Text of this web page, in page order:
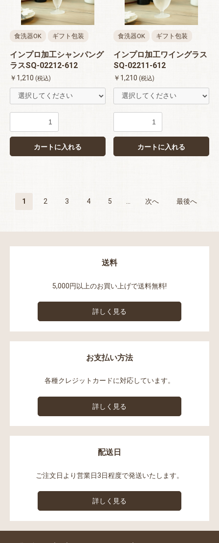
食洗器OK ギフト包装
インプロ加工シャンパング
ラスSQ-02212-612
￥1,210 (税込)
カートに入れる
食洗器OK ギフト包装
インプロ加工ワイングラス
SQ-02211-612
￥1,210 (税込)
カートに入れる
1 2 3 4 5 次へ 最後へ
送料
5,000円以上のお買い上げで送料無料!
詳しく見る
お支払い方法
各種クレジットカードに対応しています。
詳しく見る
配送日
ご注文日より営業日3日程度で発送いたします。
詳しく見る